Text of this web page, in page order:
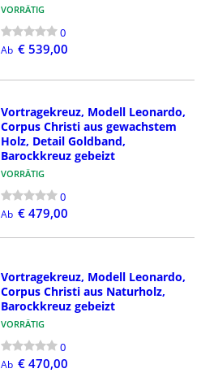
VORRÄTIG
0
Ab € 539,00
Vortragekreuz, Modell Leonardo,
Corpus Christi aus gewachstem
Holz, Detail Goldband,
Barockkreuz gebeizt
VORRÄTIG
0
Ab € 479,00
Vortragekreuz, Modell Leonardo,
Corpus Christi aus Naturholz,
Barockkreuz gebeizt
VORRÄTIG
0
Ab € 470,00